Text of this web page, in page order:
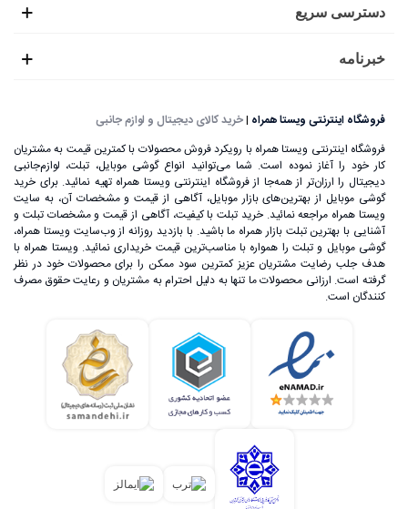
دقیقه استفاده نیاز بود تا دوباره برای شارژ کامل، آن را به منبع
علی‌رغم اینکه گوشی‌های تلفن همراه اولیه، اندازه بسیار بزرگی
داشتند، اما ساخت یک تلفن بی‌سیم که بتوان آن را در هر زمان و
مکان استفاده کرد، خود یک اتفاق بسیار بزرگ در عرصه تکنولوژی
دسترسی سریع
خبرنامه
فروشگاه اینترنتی ویستا همراه |خرید کالای دیجیتال و لوازم جانبی
فروشگاه اینترنتی ویستا همراه با رویکرد فروش محصولات با کمترین قیمت به مشتریان
کار خود را آغاز نموده است. شما می‌توانید انواع گوشی موبایل، تبلت، لوازم‌جانبی
دیجیتال را ارزان‌تر از همه‌جا از فروشگاه اینترنتی ویستا همراه تهیه نمائید. برای خرید
گوشی موبایل از بهترین‌های بازار موبایل، آگاهی از قیمت و مشخصات آن، به ‌سایت
ویستا همراه مراجعه نمائید. خرید تبلت با کیفیت، آگاهی از قیمت و مشخصات تبلت و
آشنایی با بهترین تبلت بازار همراه ما باشید. با بازدید روزانه از وب‌سایت ویستا همراه،
گوشی موبایل و تبلت را همواره با مناسب‌ترین قیمت خریداری نمائید. ویستا همراه با
هدف جلب رضایت مشتریان عزیز کمترین سود ممکن را برای محصولات خود در نظر
گرفته است. ارزانی محصولات ما تنها به دلیل احترام به مشتریان و رعایت حقوق مصرف
کنندگان است.